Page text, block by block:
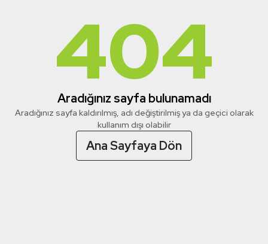
404
Aradığınız sayfa bulunamadı
Aradığınız sayfa kaldırılmış, adı değiştirilmiş ya da geçici olarak
kullanım dışı olabilir
Ana Sayfaya Dön